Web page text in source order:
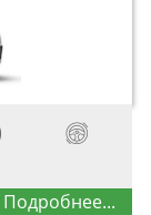
Подробнее...